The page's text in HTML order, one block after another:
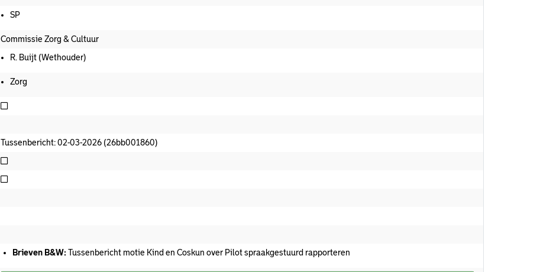
SP
Commissie Zorg & Cultuur
R. Buijt (Wethouder)
Zorg
Niet afdoeningsvoorstel aanwezig
Tussenbericht: 02-03-2026 (26bb001860)
Niet commissieadvies
Niet afgedaan
Brieven B&W:Tussenbericht motie Kind en Coskun over Pilot spraakgestuurd rapporteren